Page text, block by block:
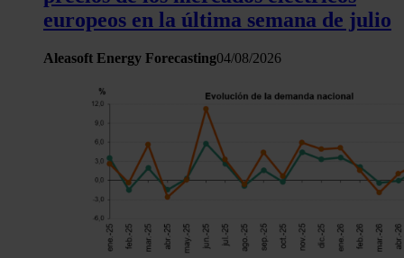
europeos en la última semana de julio
Aleasoft Energy Forecasting04/08/2026